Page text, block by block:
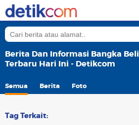
Berita Dan Informasi Bangka
Terbaru Hari Ini - Detikcom
Semua Berita Foto
Tag Terkait: